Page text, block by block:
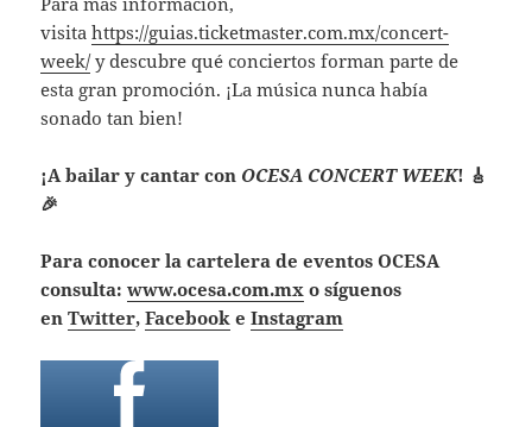
visitahttps://guias.ticketmaster.com.mx/concert-
week/y descubre qué conciertos forman parte de
esta gran promoción. ¡La música nunca había
sonado tan bien!
¡A bailar y cantar con OCESA CONCERT WEEK! 🎸
🎉
Para conocer la cartelera de eventos OCESA
consulta:www.ocesa.com.mx o síguenos
enTwitter,Facebook eInstagram